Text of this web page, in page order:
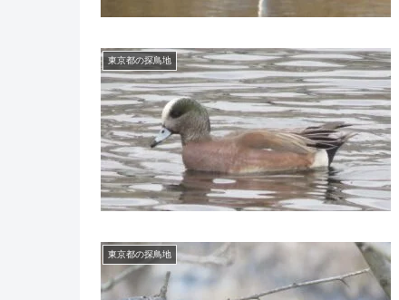
東京都の探鳥地
東京都の探鳥地